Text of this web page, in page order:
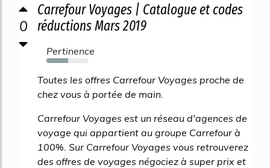
0
Carrefour Voyages | Catalogue et codes
réductions Mars 2019
Pertinence
51%
Toutes les offres Carrefour Voyages proche de
chez vous à portée de main.
Carrefour Voyages est un réseau d'agences de
voyage qui appartient au groupe Carrefour à
100%. Sur Carrefour Voyages vous retrouverez
des offres de voyages négociez à super prix et